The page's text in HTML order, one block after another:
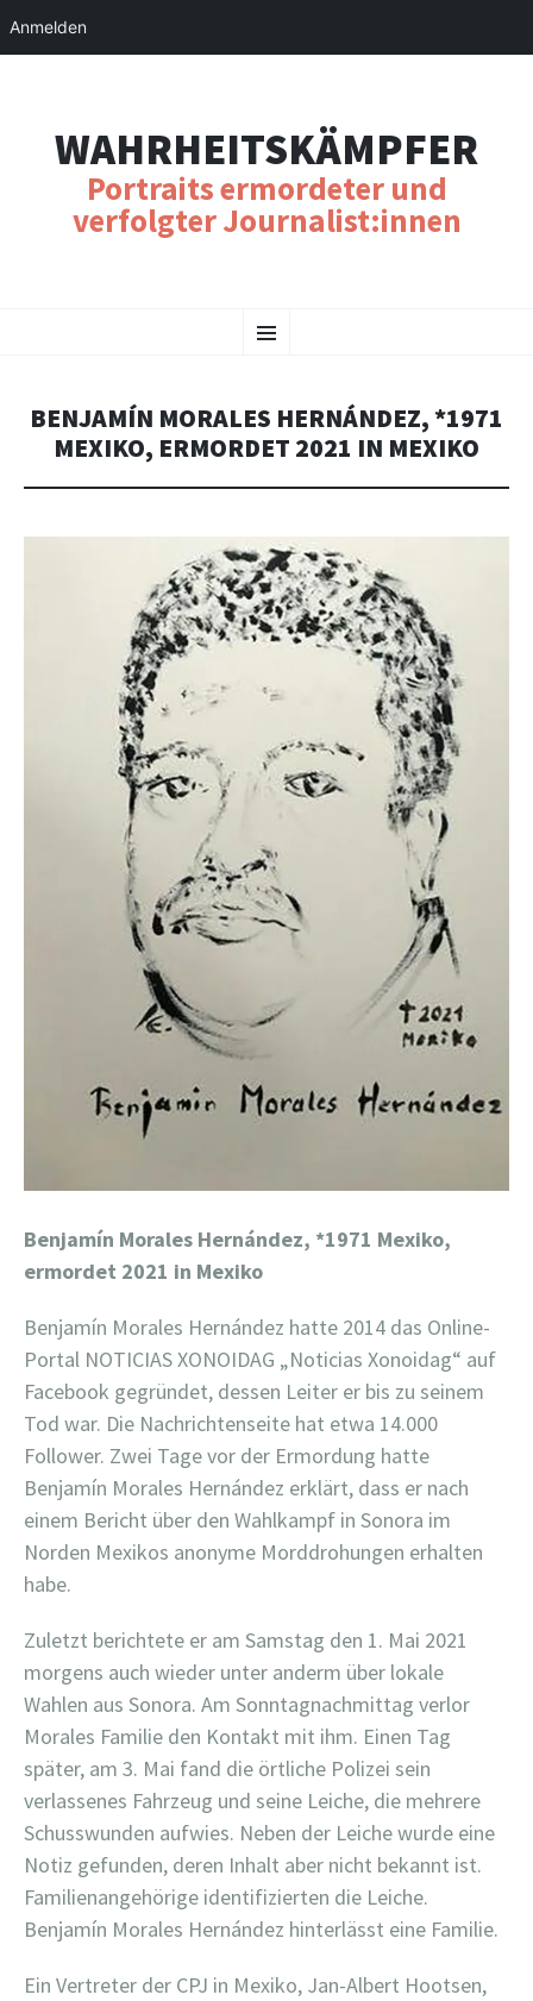
WAHRHEITSKÄMPFER
Portraits ermordeter und
verfolgter Journalist:innen
Menu
TO
BENJAMÍN MORALES HERNÁNDEZ, *1971
MEXIKO, ERMORDET 2021 IN MEXIKO
Benjamín Morales Hernández, *1971 Mexiko,
ermordet 2021 in Mexiko
Benjamín Morales Hernández hatte 2014 das Online-
Portal NOTICIAS XONOIDAG „Noticias Xonoidag“ auf
Facebook gegründet, dessen Leiter er bis zu seinem
Tod war. Die Nachrichtenseite hat etwa 14.000
Follower. Zwei Tage vor der Ermordung hatte
Benjamín Morales Hernández erklärt, dass er nach
einem Bericht über den Wahlkampf in Sonora im
Norden Mexikos anonyme Morddrohungen erhalten
habe.
Zuletzt berichtete er am Samstag den 1. Mai 2021
morgens auch wieder unter anderm über lokale
Wahlen aus Sonora. Am Sonntagnachmittag verlor
Morales Familie den Kontakt mit ihm. Einen Tag
später, am 3. Mai fand die örtliche Polizei sein
verlassenes Fahrzeug und seine Leiche, die mehrere
Schusswunden aufwies. Neben der Leiche wurde eine
Notiz gefunden, deren Inhalt aber nicht bekannt ist.
Familienangehörige identifizierten die Leiche.
Benjamín Morales Hernández hinterlässt eine Familie.
Ein Vertreter der CPJ in Mexiko, Jan-Albert Hootsen,
Anmelden